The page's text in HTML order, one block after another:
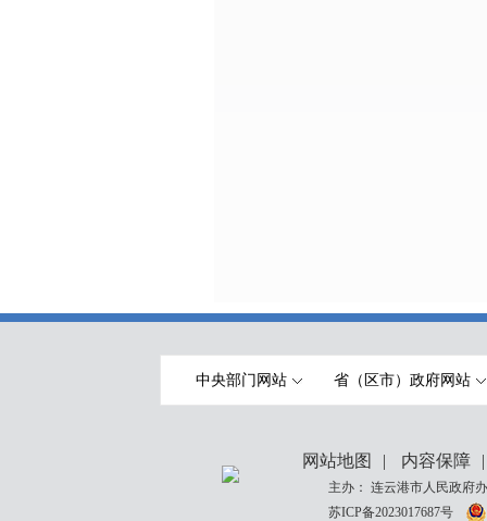
中央部门网站 省（区市）政府网站
网站地图 | 内容保障 |
主办： 连云港市人民政
苏ICP备2023017687号